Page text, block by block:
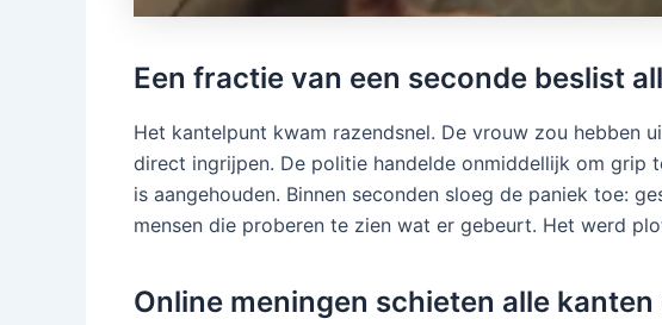
Een fractie van een seconde beslist
Het kantelpunt kwam razendsnel. De vrouw zou hebben
direct ingrijpen. De politie handelde onmiddellijk om grip
is aangehouden. Binnen seconden sloeg de paniek toe:
mensen die proberen te zien wat er gebeurt. Het werd
Online meningen schieten alle kanten